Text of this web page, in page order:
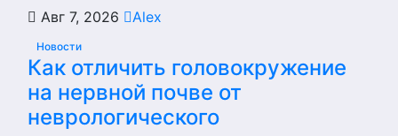
Авг 7, 2026 Alex
Новости
Как отличить головокружение
на нервной почве от
неврологического